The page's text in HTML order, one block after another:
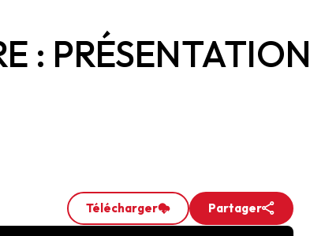
: PRÉSENTATION
Télécharger Partager